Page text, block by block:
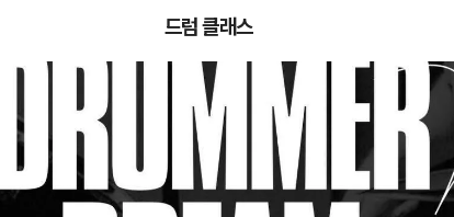
드럼 클래스